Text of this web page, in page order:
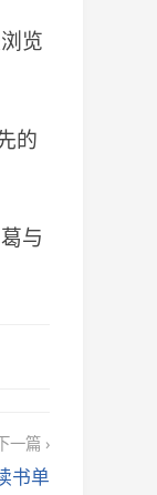
览
的
与
一篇 ›
书单